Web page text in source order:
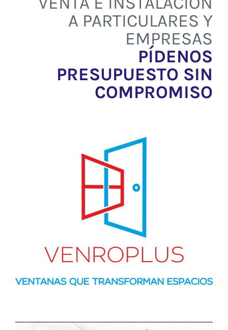
Contacto
A PARTICULARES Y
EMPRESAS
PÍDENOS
PRESUPUESTO SIN
COMPROMISO